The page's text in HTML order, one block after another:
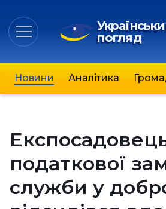
погляд
Новини Аналітика
податкової
служби у